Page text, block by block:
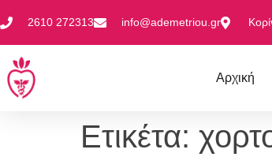
2610 272313 info@ademetriou.gr
Αρχική
Ετικέτα: